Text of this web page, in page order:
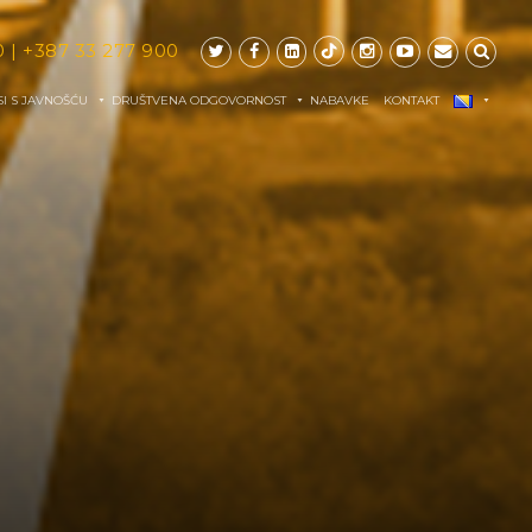
| +387 33 277 900
S JAVNOŠĆU DRUŠTVENA ODGOVORNOST NABAVKE KONTAKT